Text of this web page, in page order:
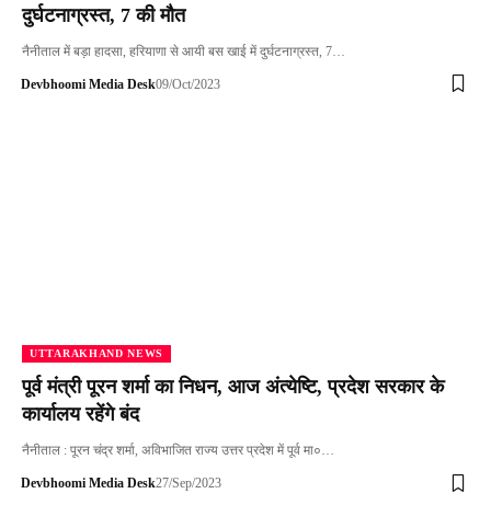
दुर्घटनाग्रस्त, 7 की मौत
नैनीताल में बड़ा हादसा, हरियाणा से आयी बस खाई में दुर्घटनाग्रस्त, 7…
Devbhoomi Media Desk09/Oct/2023
UTTARAKHAND NEWS
पूर्व मंत्री पूरन शर्मा का निधन, आज अंत्येष्टि, प्रदेश सरकार के
कार्यालय रहेंगे बंद
नैनीताल : पूरन चंद्र शर्मा, अविभाजित राज्य उत्तर प्रदेश में पूर्व मा०…
Devbhoomi Media Desk27/Sep/2023